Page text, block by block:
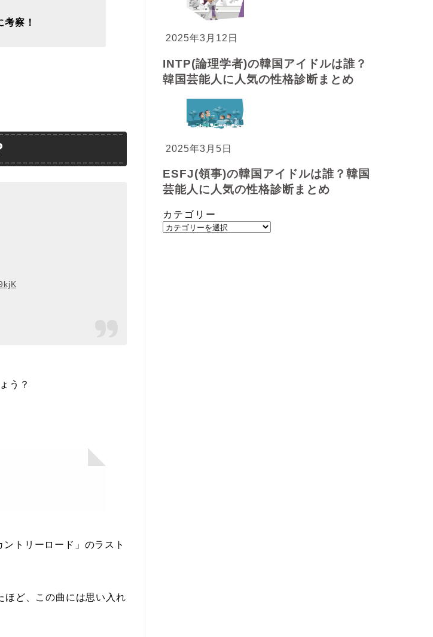
察！
う？
トリーロード」のラスト
ほど、この曲には思い入れ
2025年3月12日
INTP(論理学者)の韓国アイドルは誰？
韓国芸能人に人気の性格診断まとめ
2025年3月5日
ESFJ(領事)の韓国アイドルは誰？韓国
芸能人に人気の性格診断まとめ
カテゴリー